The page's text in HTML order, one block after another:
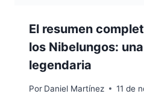
El resumen
los Nibelungos:
legendaria
Por Daniel Martínez 11 de